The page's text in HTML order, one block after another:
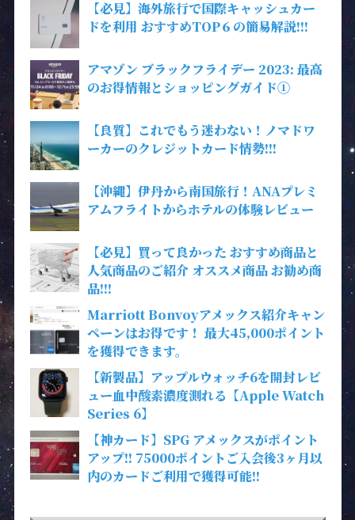
【必見】海外旅行で国際キャッシュカー
ドを利用 おすすめTOP６の簡易解説!!!
アマゾン ブラックフライデー 2023: 最高
のお得情報とショッピングガイド①
【良質】これでもう迷わない！ノマドワ
ーカーのクレジットカード情勢!!!
【沖縄】伊丹から南国旅行！ANAプレミ
アムフライトからホテルの体験レビュー
【必見】買って良かった おすすめ商品と
人気商品のご紹介 オススメ商品 お勧め商
品!!!
Marriott Bonvoyアメックス紹介キャン
ペーンはお得です！ 最大45,000ポイント
を獲得できます。
【新製品】アップルウォッチ6を開封レビ
ュー血中酸素濃度測れる【Apple Watch
Series 6】
【神カード】SPG アメックスがポイント
アップ!! 75000ポイントご入会後3ヶ月以
内のカードご利用で獲得可能!!